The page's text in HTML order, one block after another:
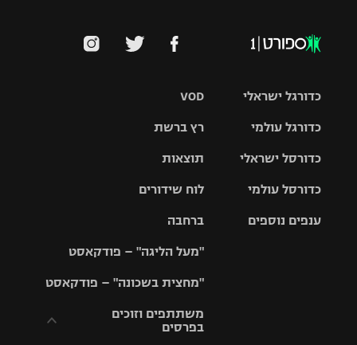
VOD
רץ ברשת
תוצאות
לוח שידורים
ברחבה
"מעל הליגה" – פודקאסט
"מחצית בשכונה" – פודקאסט
משתתפים וזוכים
בפרסים
כדורגל ישראלי
גביע הטוטו
כדורגל עולמי
האלופות
ליגה
כדורסל ישראלי
סל
כדורסל עולמי
ענפים נוספים